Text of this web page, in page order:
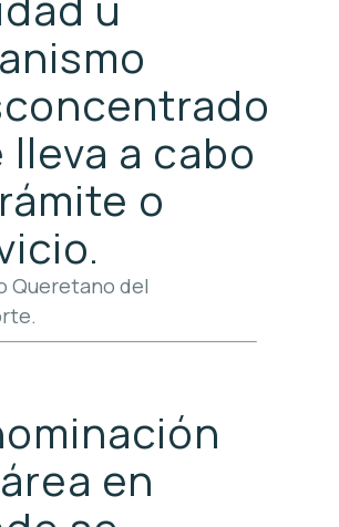
lleva a cabo
o
Queretano del
en